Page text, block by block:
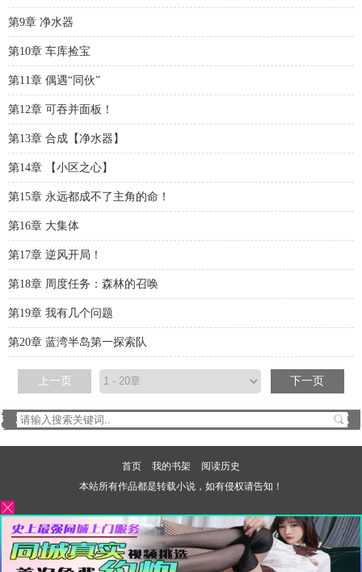
第9章 净水器
第10章 车库捡宝
第11章 偶遇“同伙”
第12章 可吞并面板！
第13章 合成【净水器】
第14章 【小区之心】
第15章 永远都成不了主角的命！
第16章 大集体
第17章 逆风开局！
第18章 周度任务：森林的召唤
第19章 我有几个问题
第20章 蓝湾半岛第一探索队
上一页 下一页
首页 我的书架
阅读历史
本站所有作品都是转载小说，如有侵权请告知！